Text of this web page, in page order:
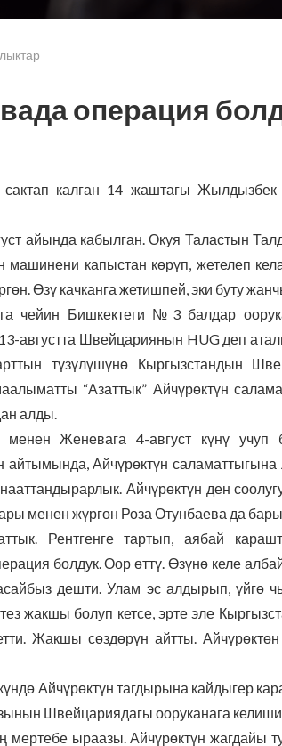
операция
калган 14 жаштагы
айында кабылган. Окуя Таластын
машинени капыстан көрүп, жетелеп
Өзү качканга жетишпей, эки буту
чейин Бишкектеги №3 балдар
августта Швейцариянын HUG деп
түзүлүшүнө Кыргызстандын
“Азаттык” Айчүрөктүн
алды.
Женевага 4-август күнү учуп
Айчүрөктүн саламаттыгына
Айчүрөктүн ден
менен жүргөн Роза Отунбаева да
Рентгенге тартып, аябай
болдук. Оор өттү. Өзүнө келе
дешти. Улам эс алдырып, үйгө
жакшы болуп кетсе, эрте эле
Жакшы сөздөрүн айтты.
Айчүрөктүн тагдырына кайдыгер
Швейцариядагы ооруканага
ыраазы. Айчүрөктүн жагдайы